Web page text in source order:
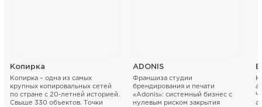
Копирка
Копирка – одна из самых
крупных копировальных сетей
по стране с 20-летней историей.
Свыше 330 объектов. Точки
ADONIS
Франшиза студии
брендирования и печати
«Adonis»: системный бизнес с
нулевым риском закрытия